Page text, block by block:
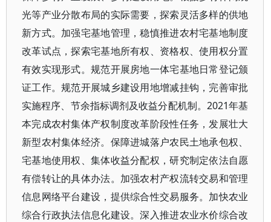
光等产业分散布局的实际需要，探索灵活多样的供地
新方式。加强宅基地管理，稳慎推进农村宅基地制度
改革试点，探索宅基地所有权、资格权、使用权分置
有效实现形式。规范开展房地一体宅基地日常登记颁
证工作。规范开展城乡建设用地增减挂钩，完善审批
实施程序、节余指标调剂及收益分配机制。2021年基
本完成农村集体产权制度改革阶段性任务，发展壮大
新型农村集体经济。保障进城落户农民土地承包权、
宅基地使用权、集体收益分配权，研究制定依法自愿
有偿转让的具体办法。加强农村产权流转交易和管理
信息网络平台建设，提供综合性交易服务。加快农业
综合行政执法信息化建设。深入推进农业水价综合改